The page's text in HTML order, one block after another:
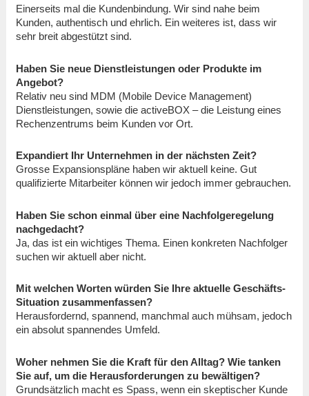
Einerseits mal die Kundenbindung. Wir sind nahe beim
Kunden, authentisch und ehrlich. Ein weiteres ist, dass wir
sehr breit abgestützt sind.
Haben Sie neue Dienstleistungen oder Produkte im
Angebot?
Relativ neu sind MDM (Mobile Device Management)
Dienstleistungen, sowie die activeBOX – die Leistung eines
Rechenzentrums beim Kunden vor Ort.
Expandiert Ihr Unternehmen in der nächsten Zeit?
Grosse Expansionspläne haben wir aktuell keine. Gut
qualifizierte Mitarbeiter können wir jedoch immer gebrauchen.
Haben Sie schon einmal über eine Nachfolgeregelung
nachgedacht?
Ja, das ist ein wichtiges Thema. Einen konkreten Nachfolger
suchen wir aktuell aber nicht.
Mit welchen Worten würden Sie Ihre aktuelle Geschäfts-
Situation zusammenfassen?
Herausfordernd, spannend, manchmal auch mühsam, jedoch
ein absolut spannendes Umfeld.
Woher nehmen Sie die Kraft für den Alltag? Wie tanken
Sie auf, um die Herausforderungen zu bewältigen?
Grundsätzlich macht es Spass, wenn ein skeptischer Kunde